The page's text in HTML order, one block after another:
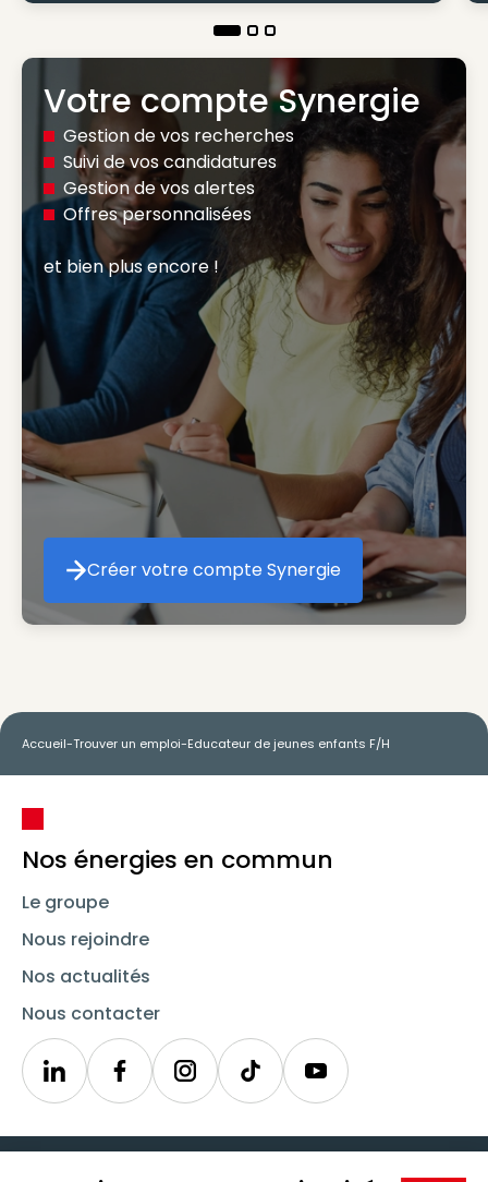
Votre compte Synergie
Gestion de vos recherches
Suivi de vos candidatures
Gestion de vos alertes
Offres personnalisées
et bien plus encore !
Créer votre compte Synergie
Créer votre compte Synergie
Accueil-Trouver un emploi-Educateur de jeunes enfants F/H
Nos énergies en commun
Le groupe
Nous rejoindre
Nos actualités
Nous contacter
LinkedinSynergieInstagramTikTok Youtube